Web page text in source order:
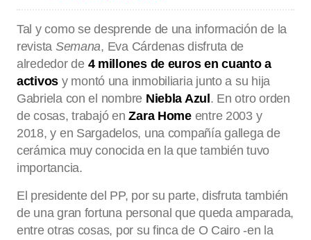
Tal y como se desprende de una información de la
revista Semana, Eva Cárdenas disfruta de
alrededor de 4 millones de euros en cuanto a
activos y montó una inmobiliaria junto a su hija
Gabriela con el nombre Niebla Azul . En otro orden
de cosas, trabajó enZara Homeentre 2003 y
2018, y en Sargadelos, una compañía gallega de
cerámica muy conocida en la que también tuvo
importancia.
El presidente del PP, por su parte, disfruta también
de una gran fortuna personal que queda amparada,
entre otras cosas, por su finca de O Cairo -en la